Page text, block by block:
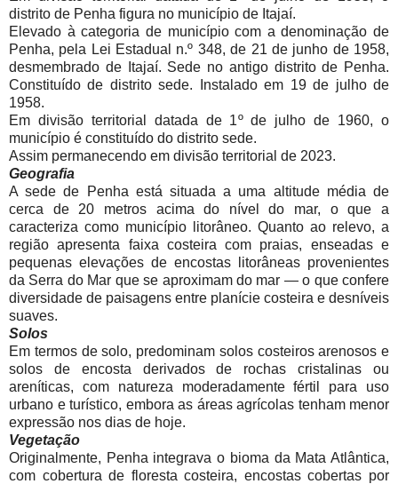
distrito de Penha figura no município de Itajaí.
Elevado à categoria de município com a denominação de
Penha, pela Lei Estadual n.º 348, de 21 de junho de 1958,
desmembrado de Itajaí. Sede no antigo distrito de Penha.
Constituído de distrito sede. Instalado em 19 de julho de
1958.
Em divisão territorial datada de 1º de julho de 1960, o
município é constituído do distrito sede.
Assim permanecendo em divisão territorial de 2023.
Geografia
A sede de Penha está situada a uma altitude média de
cerca de 20 metros acima do nível do mar, o que a
caracteriza como município litorâneo. Quanto ao relevo, a
região apresenta faixa costeira com praias, enseadas e
pequenas elevações de encostas litorâneas provenientes
da Serra do Mar que se aproximam do mar — o que confere
diversidade de paisagens entre planície costeira e desníveis
suaves.
Solos
Em termos de solo, predominam solos costeiros arenosos e
solos de encosta derivados de rochas cristalinas ou
areníticas, com natureza moderadamente fértil para uso
urbano e turístico, embora as áreas agrícolas tenham menor
expressão nos dias de hoje.
Vegetação
Originalmente, Penha integrava o bioma da Mata Atlântica,
com cobertura de floresta costeira, encostas cobertas por